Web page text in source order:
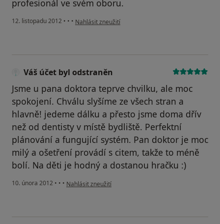
profesionál ve svém oboru.
12. listopadu 2012 • • • podle názoru uživatele Váš účet byl odstraněn
Nahlásit zneužití
Váš účet byl odstraněn
Jsme u pana doktora teprve chvilku, ale moc
spokojení. Chválu slyšíme ze všech stran a
hlavně! jedeme dálku a přesto jsme doma dřív
než od dentisty v místě bydliště. Perfektní
plánování a fungující systém. Pan doktor je moc
milý a ošetření provádí s citem, takže to méně
bolí. Na děti je hodný a dostanou hračku :)
10. února 2012 • • • podle názoru uživatele Váš účet byl odstraněn
Nahlásit zneužití